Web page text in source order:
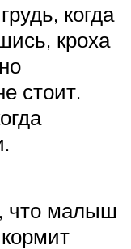
когда
кроха
стоит.
что малыш